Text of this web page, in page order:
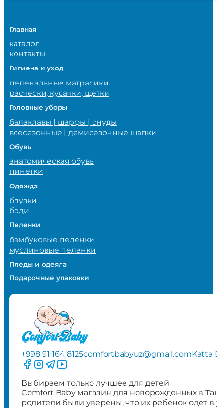
1,165,000 сум.
Главная
каталог
контакты
Гигиена и уход
пеленальные матрасики
расчески, кусачки, щетки
Головные уборы
балаклавы | шарфы | снуды
всесезонные | демисезонные шапки
Обувь
анатомическая обувь
пинетки
Одежда
блузки
боди
Пеленки
бамбуковые пеленки
муслиновые пеленки
Пледы и одеяла
Подарочные упаковки
+998 91 164 8125comfortbabyuz@gmail.comKatta
Следите за нами на Facebook
Следите за нами в Instagram
Следите за нами в Telegram
Следите за нами в YouTube
Выбираем только лучшее для детей!
Comfort Baby магазин для новорожденных в
родители были уверены, что их ребенок одет